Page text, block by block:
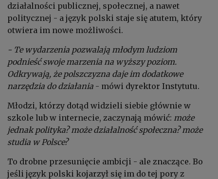
działalności publicznej, społecznej, a nawet
politycznej - a język polski staje się atutem, który
otwiera im nowe możliwości.
- Te wydarzenia pozwalają młodym ludziom
podnieść swoje marzenia na wyższy poziom.
Odkrywają, że polszczyzna daje im dodatkowe
narzędzia do działania - mówi dyrektor Instytutu.
Młodzi, którzy dotąd widzieli siebie głównie w
szkole lub w internecie, zaczynają mówić: może
jednak polityka? może działalność społeczna? może
studia w Polsce?
To drobne przesunięcie ambicji - ale znaczące. Bo
jeśli język polski kojarzył się im do tej pory z